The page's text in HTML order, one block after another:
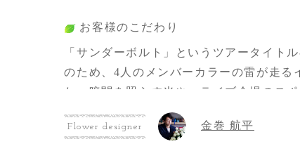
お客様のこだわり
「サンダーボルト」というツアータイト
のため、4人のメンバーカラーの雷が走る
た。暗闇を照らす光や、ライブ会場のス
たく、背景を黒のお花でお願いした。
Flower designer 金巻 航平